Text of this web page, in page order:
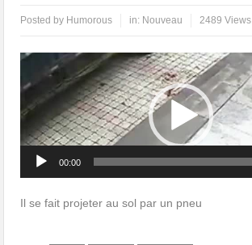
Posted by Humorous in: Nouveau 2489 Views
Lecteur
vidéo
00:00
Il se fait projeter au sol par un pneu